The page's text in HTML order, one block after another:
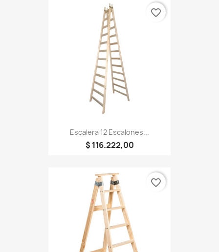
Escalera 12 Escalones...
$ 116.222,00
favorite_border
favorite_border